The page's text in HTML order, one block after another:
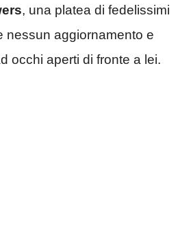
, una platea di fedelissimi
nessun aggiornamento e
occhi aperti di fronte a lei.